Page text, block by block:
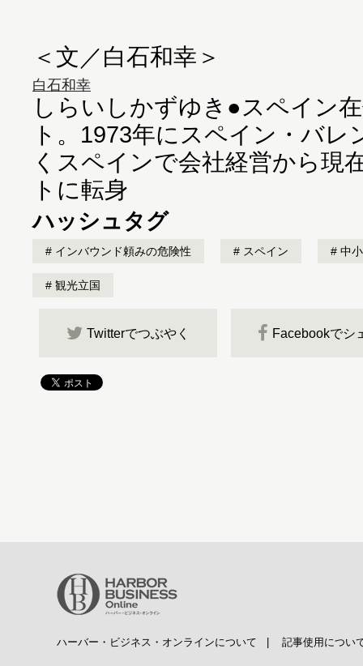
＜文／白石和幸＞
白石和幸
しらいしかずゆき●スペイン
ト。1973年にスペイン・バレ
くスペインで会社経営から現
トに転身
ハッシュタグ
インバウンド頼みの危険性 スペイン 中
観光立国
Twitterでつぶやく Facebookでシ
ハーバー・ビジネス・オンラインについて 記事使用につい